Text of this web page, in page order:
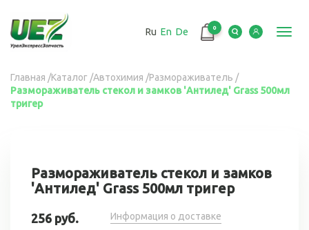
основному
содержанию
Ru En De 0
Вы
здесь
Главная /Каталог /Автохимия /Размораживатель /
Размораживатель стекол и замков 'Антилед' Grass 500мл
тригер
Размораживатель стекол и замков
'Антилед' Grass 500мл тригер
256 руб.
Информация о доставке